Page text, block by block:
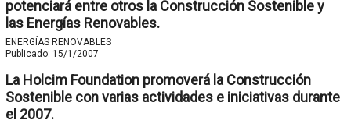
potenciará entre otros la Construcción Sostenible y
las Energías Renovables.
ENERGÍAS RENOVABLES
Publicado: 15/1/2007
La Holcim Foundation promoverá la Construcción
Sostenible con varias actividades e iniciativas durante
el 2007.